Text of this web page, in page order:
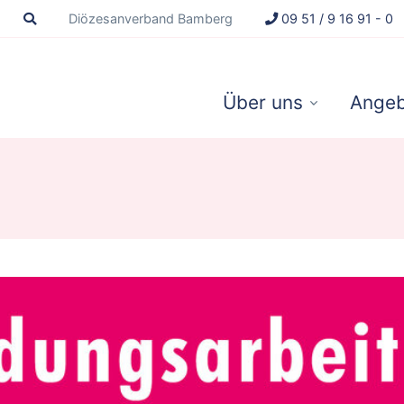
Diözesanverband Bamberg 09 51 / 9 16 91 - 0
Über uns